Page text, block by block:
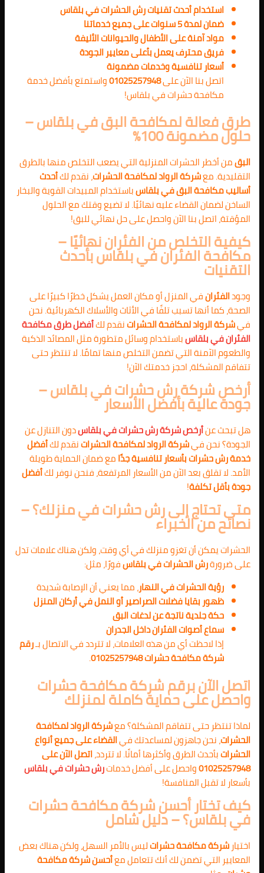
استخدام أحدث تقنيات رش الحشرات في بلقاس
ضمان لمدة 5 سنوات على جميع خدماتنا
مواد آمنة على الأطفال والحيوانات الأليفة
فريق محترف يعمل بأعلى معايير الجودة
أسعار تنافسية وخدمات مضمونة
اتصل بنا الآن على01025257948واستمتع بأفضل خدمة
مكافحة حشرات في بلقاس!
طرق فعالة لمكافحة البق في بلقاس –
حلول مضمونة 100%
البقمن أخطر الحشرات المنزلية التي يصعب التخلص منها بالطرق
التقليدية. معشركة الرواد لمكافحة الحشرات، نقدم لكأحدث
أساليب مكافحة البق في بلقاسباستخدام المبيدات القوية والبخار
الساخن لضمان القضاء عليه نهائيًا. لا تضيع وقتك مع الحلول
المؤقتة، اتصل بنا الآن واحصل على حل نهائي للبق!
كيفية التخلص من الفئران نهائيًا –
مكافحة الفئران في بلقاس بأحدث
التقنيات
وجودالفئرانفي المنزل أو مكان العمل يشكل خطرًا كبيرًا على
الصحة، كما أنها تسبب تلفًا في الأثاث والأسلاك الكهربائية. نحن
فيشركة الرواد لمكافحة الحشراتنقدم لكأفضل طرق مكافحة
الفئران في بلقاسباستخدام وسائل متطورة مثل المصائد الذكية
والطعوم الآمنة التي تضمن التخلص منها تمامًا. لا تنتظر حتى
تتفاقم المشكلة، احجز خدمتك الآن!
أرخص شركة رش حشرات في بلقاس –
جودة عالية بأفضل الأسعار
هل تبحث عنأرخص شركة رش حشرات في بلقاسدون التنازل عن
الجودة؟ نحن فيشركة الرواد لمكافحة الحشراتنقدم لكأفضل
خدمة رش حشرات بأسعار تنافسية جدًامع ضمان الحماية طويلة
الأمد. لا تقلق بعد الآن من الأسعار المرتفعة، فنحن نوفر لكأفضل
جودة بأقل تكلفة!
متى تحتاج إلى رش حشرات في منزلك؟ –
نصائح من الخبراء
الحشرات يمكن أن تغزو منزلك في أي وقت، ولكن هناك علامات تدل
على ضرورةرش الحشرات في بلقاسفورًا، مثل:
رؤية الحشرات في النهار، مما يعني أن الإصابة شديدة
ظهور بقايا فضلات الصراصير أو النمل في أركان المنزل
حكة جلدية ناتجة عن لدغات البق
سماع أصوات الفئران داخل الجدران
إذا لاحظت أي من هذه العلامات، لا تتردد في الاتصال بـرقم
شركة مكافحة حشرات 01025257948
.
اتصل الآن برقم شركة مكافحة حشرات
واحصل على حماية كاملة لمنزلك
لماذا تنتظر حتى تتفاقم المشكلة؟ معشركة الرواد لمكافحة
الحشرات، نحن جاهزون لمساعدتك فيالقضاء على جميع أنواع
الحشراتبأحدث الطرق وأكثرها أمانًا. لا تتردد،اتصل الآن على
01025257948واحصل على أفضل خدماترش حشرات في بلقاس
بأسعار لا تقبل المنافسة!
كيف تختار أحسن شركة مكافحة حشرات
في بلقاس؟ – دليل شامل
اختيارشركة مكافحة حشراتليس بالأمر السهل، ولكن هناك بعض
المعايير التي تضمن لك أنك تتعامل معأحسن شركة مكافحة